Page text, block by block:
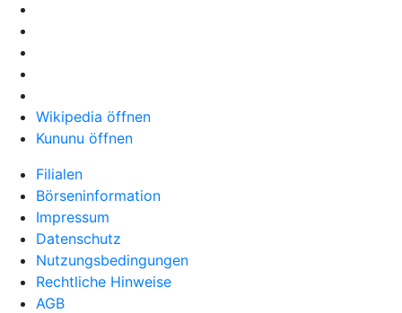
Wikipedia öffnen
Kununu öffnen
Filialen
Börseninformation
Impressum
Datenschutz
Nutzungsbedingungen
Rechtliche Hinweise
AGB